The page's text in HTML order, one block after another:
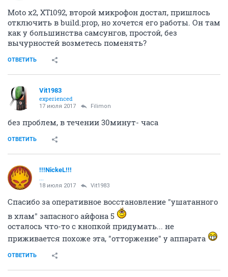
Moto x2, ХТ1092, второй микрофон достал, пришлось
отключить в build.prop, но хочется его работы. Он там
как у большинства самсунгов, простой, без
вычурностей возметесь поменять?
ОТВЕТИТЬ
Vit1983
experienced
17 июля 2017 Filimon
без проблем, в течении 30минут- часа
ОТВЕТИТЬ
!!!NickeL!!!
...
18 июля 2017 Vit1983
Спасибо за оперативное восстановление "ушатанного
в хлам" запасного айфона 5
осталось что-то с кнопкой придумать... не
приживается похоже эта, "отторжение" у аппарата
ОТВЕТИТЬ